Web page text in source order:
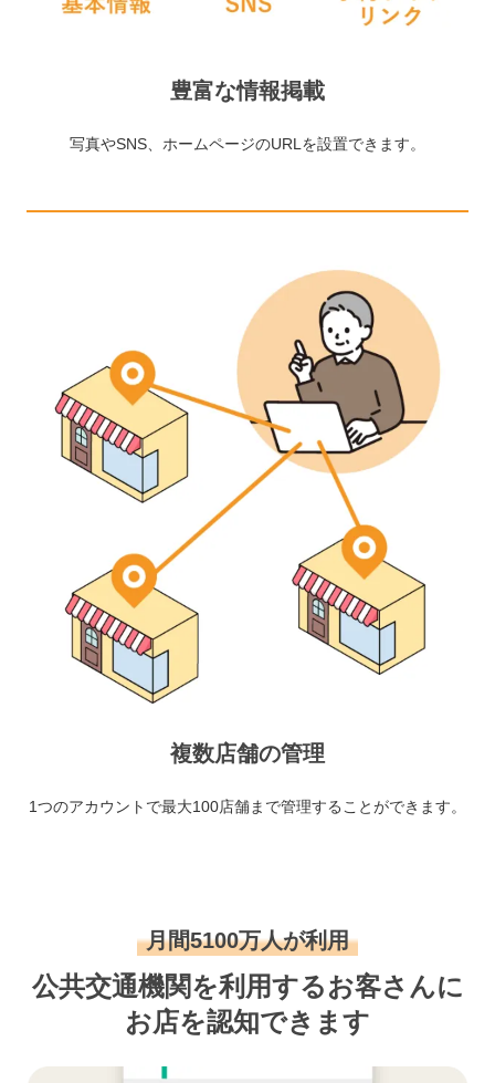
豊富な情報掲載
写真やSNS、ホームページのURLを設置できます。
複数店舗の管理
1つのアカウントで最大100店舗まで管理することができます。
月間5100万人が利用
公共交通機関を利用するお客さんに
お店を認知できます